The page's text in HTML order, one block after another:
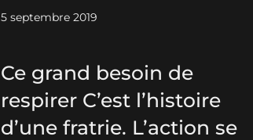
5 septembre 2019
Ce grand besoin de
respirer C’est l’histoire
d’une fratrie. L’action se